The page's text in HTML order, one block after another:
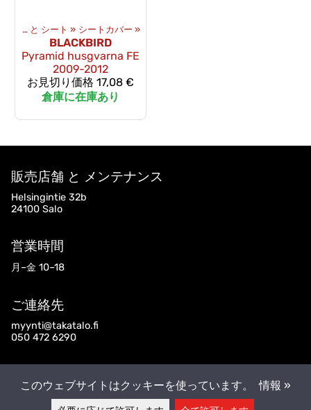
鞍 と シート ‪» シートカバー ‪»
BLACKBIRD
Pyramid husgvarna FE
2009-2012
お見切り価格 17,08 €
倉庫に在庫あり
販売店舗 と メンテナンス
Helsingintie 32b
24100 Salo
営業時間
月–金 10–18
ご連絡先
myynti@takatalo.fi
050 472 6290
このウェブサイトはクッキーを使っています。 情報 »